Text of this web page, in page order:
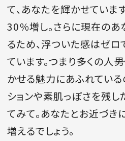
MAGAZINE
SPUR 2026 JULY
2026年9月号
2026-07-23発売
て、あなたを輝かせていま
30％増し。さらに現在の
るため、浮ついた感はゼロ
ています。つまり多くの人――
かせる魅力にあふれている
ションや素肌っぽさを残し
てみて。あなたとお近づき
増えるでしょう。